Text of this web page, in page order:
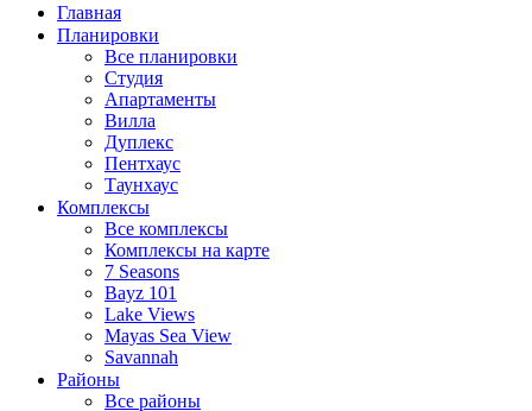
Главная
Планировки
Все планировки
Студия
Апартаменты
Вилла
Дуплекс
Пентхаус
Таунхаус
Комплексы
Все комплексы
Комплексы на карте
7 Seasons
Bayz 101
Lake Views
Mayas Sea View
Savannah
Районы
Все районы